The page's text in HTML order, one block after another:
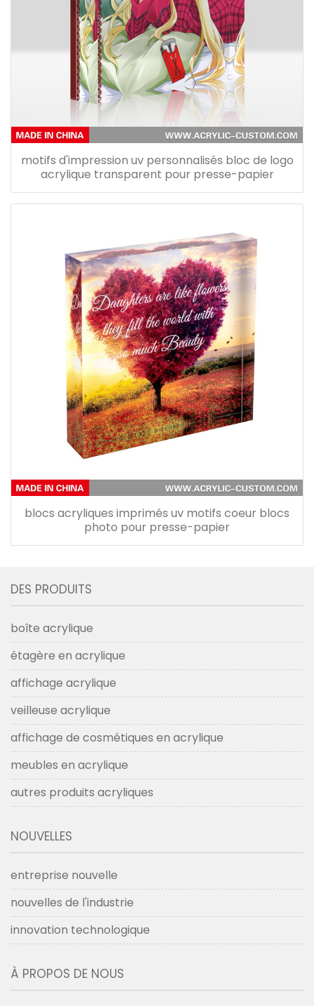
motifs d'impression uv personnalisés bloc de logo
acrylique transparent pour presse-papier
blocs acryliques imprimés uv motifs coeur blocs
photo pour presse-papier
DES PRODUITS
boîte acrylique
étagère en acrylique
affichage acrylique
veilleuse acrylique
affichage de cosmétiques en acrylique
meubles en acrylique
autres produits acryliques
NOUVELLES
entreprise nouvelle
nouvelles de l'industrie
innovation technologique
À PROPOS DE NOUS